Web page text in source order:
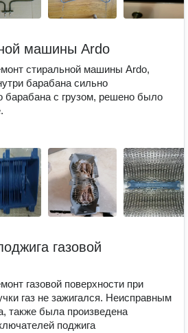
машины Ardo
стиральной машины Ardo,
барабана сильно
барабана с грузом, решено было
газовой
газовой поверхности при
газ не зажигался. Неисправным
также была произведена
поджига